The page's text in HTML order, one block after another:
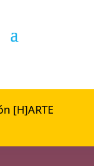
[H]ARTE